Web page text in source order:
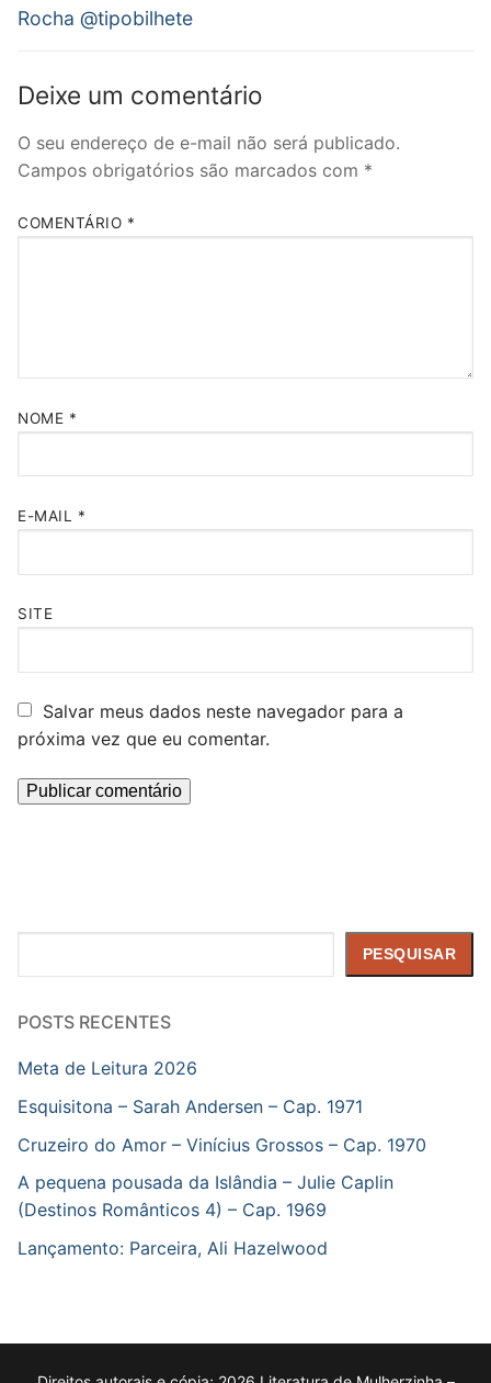
Rocha @tipobilhete
Deixe um comentário
O seu endereço de e-mail não será publicado.
Campos obrigatórios são marcados com *
COMENTÁRIO *
NOME *
E-MAIL *
SITE
Salvar meus dados neste navegador para a
próxima vez que eu comentar.
PESQUISAR
POSTS RECENTES
Meta de Leitura 2026
Esquisitona – Sarah Andersen – Cap. 1971
Cruzeiro do Amor – Vinícius Grossos – Cap. 1970
A pequena pousada da Islândia – Julie Caplin
(Destinos Românticos 4) – Cap. 1969
Lançamento: Parceira, Ali Hazelwood